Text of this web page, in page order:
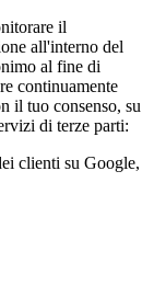
il
all'interno del
al fine di
continuamente
il tuo consenso, su
di terze parti:
clienti su Google,